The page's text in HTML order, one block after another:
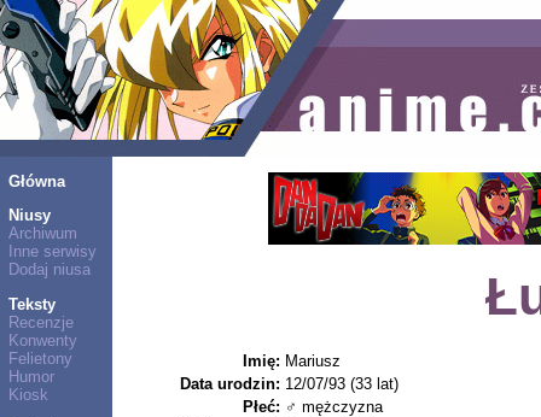
Główna
Niusy
Archiwum
Inne serwisy
Dodaj niusa
Teksty
Recenzje
Konwenty
Felietony
Humor
Kiosk
Imię: Mariusz
Data urodzin: 12/07/93 (33 lat)
Płeć: ♂ mężczyzna